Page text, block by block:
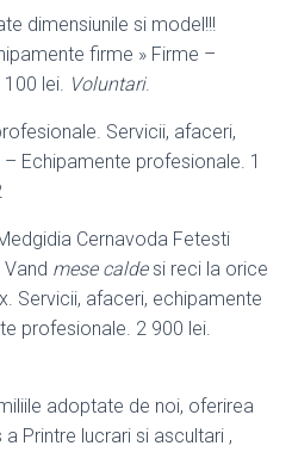
dimensiunile si model!!!
firme » Firme –
lei. Voluntari.
Servicii, afaceri,
Echipamente profesionale. 1
Cernavoda Fetesti
Vand mese caldesi reci la orice
Servicii, afaceri, echipamente
profesionale. 2 900 lei.
adoptate de noi, oferirea
Printre lucrari si ascultari ,